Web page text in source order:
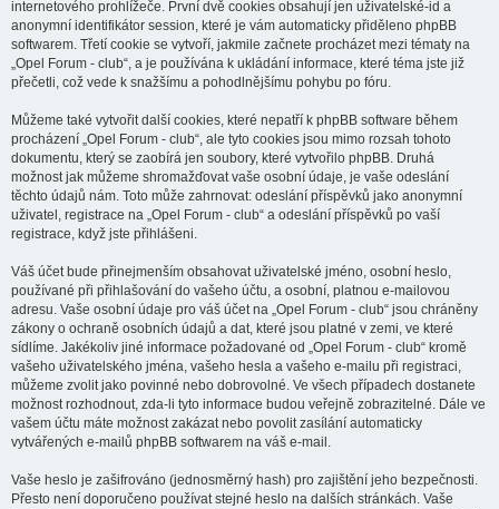
internetového prohlížeče. První dvě cookies obsahují jen uživatelské-id a
anonymní identifikátor session, které je vám automaticky přiděleno phpBB
softwarem. Třetí cookie se vytvoří, jakmile začnete procházet mezi tématy na
„Opel Forum - club“, a je používána k ukládání informace, které téma jste již
přečetli, což vede k snažšímu a pohodlnějšímu pohybu po fóru.
Můžeme také vytvořit další cookies, které nepatří k phpBB software během
procházení „Opel Forum - club“, ale tyto cookies jsou mimo rozsah tohoto
dokumentu, který se zaobírá jen soubory, které vytvořilo phpBB. Druhá
možnost jak můžeme shromažďovat vaše osobní údaje, je vaše odeslání
těchto údajů nám. Toto může zahrnovat: odeslání příspěvků jako anonymní
uživatel, registrace na „Opel Forum - club“ a odeslání příspěvků po vaší
registrace, když jste přihlášeni.
Váš účet bude přinejmenším obsahovat uživatelské jméno, osobní heslo,
používané při přihlašování do vašeho účtu, a osobní, platnou e-mailovou
adresu. Vaše osobní údaje pro váš účet na „Opel Forum - club“ jsou chráněny
zákony o ochraně osobních údajů a dat, které jsou platné v zemi, ve které
sídlíme. Jakékoliv jiné informace požadované od „Opel Forum - club“ kromě
vašeho uživatelského jména, vašeho hesla a vašeho e-mailu při registraci,
můžeme zvolit jako povinné nebo dobrovolné. Ve všech případech dostanete
možnost rozhodnout, zda-li tyto informace budou veřejně zobrazitelné. Dále ve
vašem účtu máte možnost zakázat nebo povolit zasílání automaticky
vytvářených e-mailů phpBB softwarem na váš e-mail.
Vaše heslo je zašifrováno (jednosměrný hash) pro zajištění jeho bezpečnosti.
Přesto není doporučeno používat stejné heslo na dalších stránkách. Vaše